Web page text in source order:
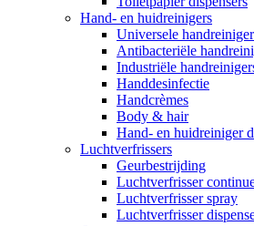
Hand- en huidreinigers
Universele
Antibacteriële
Industriële
Handdesinfectie
Handcrèmes
Body & hair
Hand- en huidreiniger
Luchtverfrissers
Geurbestrijding
Luchtverfrisser
Luchtverfrisser spray
Luchtverfrisser